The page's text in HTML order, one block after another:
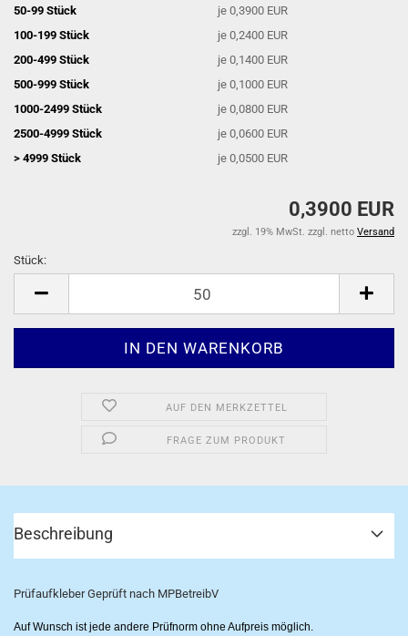
50-99 Stück
je 0,3900 EUR
100-199 Stück
je 0,2400 EUR
200-499 Stück
je 0,1400 EUR
500-999 Stück
je 0,1000 EUR
1000-2499 Stück
je 0,0800 EUR
2500-4999 Stück
je 0,0600 EUR
> 4999 Stück
je 0,0500 EUR
0,3900 EUR
zzgl. 19% MwSt. zzgl. netto Versand
Stück:
AUF DEN MERKZETTEL
FRAGE ZUM PRODUKT
Beschreibung
Prüfaufkleber Geprüft nach MPBetreibV
Auf Wunsch ist jede andere Prüfnorm ohne Aufpreis möglich.